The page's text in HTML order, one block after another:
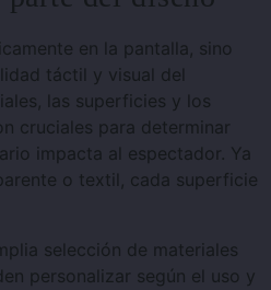
en la pantalla, sino
táctil y visual del
las superficies y los
cruciales para determinar
impacta al espectador. Ya
o textil, cada superficie
selección de materiales
personalizar según el uso y